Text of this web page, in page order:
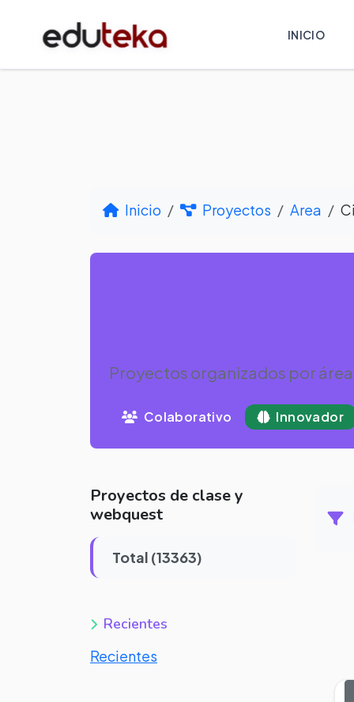
INICIO
Inicio Proyectos Area
Proyectos organizados por
Colaborativo Innovador
Proyectos de clase y
webquest
Total (13363)
Recientes
Recientes